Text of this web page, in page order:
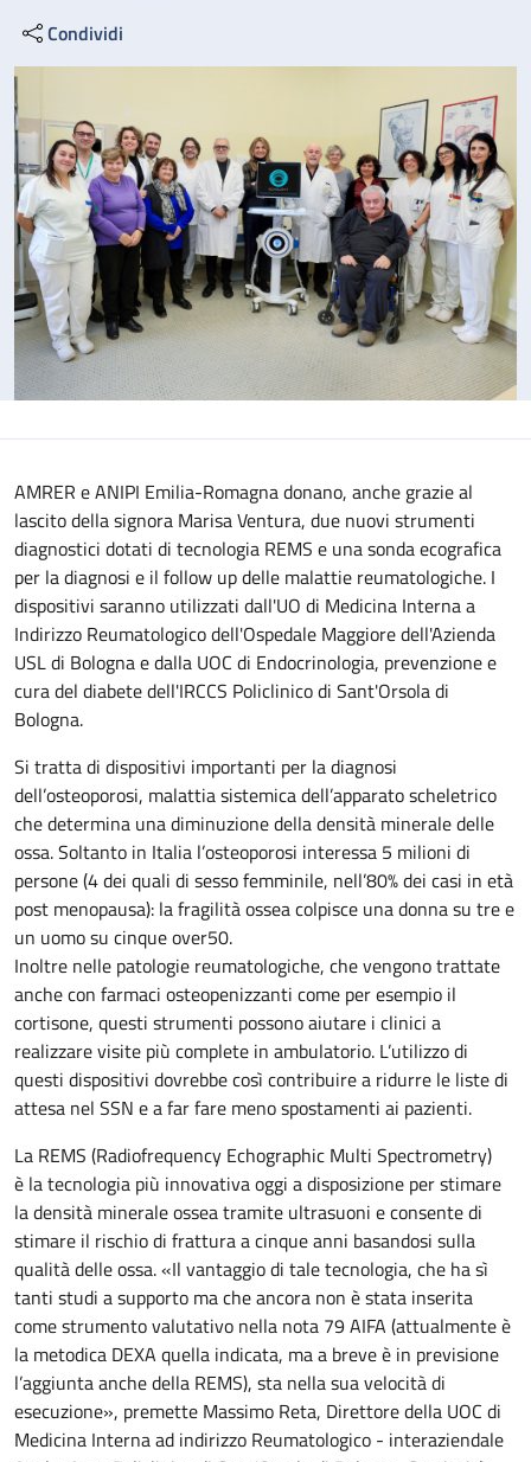
Condividi
AMRER e ANIPI Emilia-Romagna donano, anche grazie al
lascito della signora Marisa Ventura, due nuovi strumenti
diagnostici dotati di tecnologia REMS e una sonda ecografica
per la diagnosi e il follow up delle malattie reumatologiche. I
dispositivi saranno utilizzati dall'UO di Medicina Interna a
Indirizzo Reumatologico dell'Ospedale Maggiore dell'Azienda
USL di Bologna e dalla UOC di Endocrinologia, prevenzione e
cura del diabete dell'IRCCS Policlinico di Sant'Orsola di
Bologna.
Si tratta di dispositivi importanti per la diagnosi
dell’osteoporosi, malattia sistemica dell’apparato scheletrico
che determina una diminuzione della densità minerale delle
ossa. Soltanto in Italia l’osteoporosi interessa 5 milioni di
persone (4 dei quali di sesso femminile, nell’80% dei casi in età
post menopausa): la fragilità ossea colpisce una donna su tre e
un uomo su cinque over50.
Inoltre nelle patologie reumatologiche, che vengono trattate
anche con farmaci osteopenizzanti come per esempio il
cortisone, questi strumenti possono aiutare i clinici a
realizzare visite più complete in ambulatorio. L’utilizzo di
questi dispositivi dovrebbe così contribuire a ridurre le liste di
attesa nel SSN e a far fare meno spostamenti ai pazienti.
La REMS (Radiofrequency Echographic Multi Spectrometry)
è la tecnologia più innovativa oggi a disposizione per stimare
la densità minerale ossea tramite ultrasuoni e consente di
stimare il rischio di frattura a cinque anni basandosi sulla
qualità delle ossa. «Il vantaggio di tale tecnologia, che ha sì
tanti studi a supporto ma che ancora non è stata inserita
come strumento valutativo nella nota 79 AIFA (attualmente è
la metodica DEXA quella indicata, ma a breve è in previsione
l’aggiunta anche della REMS), sta nella sua velocità di
esecuzione», premette Massimo Reta, Direttore della UOC di
Medicina Interna ad indirizzo Reumatologico - interaziendale